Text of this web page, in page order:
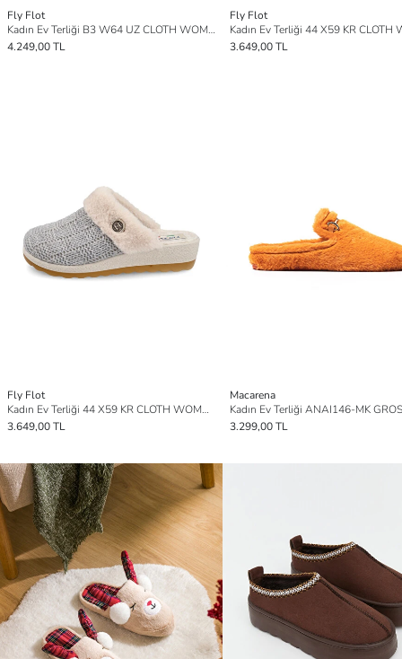
Fly Flot
Kadın Ev Terliği B3 W64 UZ CLOTH WOMAN SLIPPER 6009-Beige
4.249,00 TL
Fly Flot
3.649,00 TL
Fly Flot
Kadın Ev Terliği 44 X59 KR CLOTH WOMAN SLIPPER
3.649,00 TL
Macarena
Kadın Ev Terliği ANAI146-MK
3.299,00 TL